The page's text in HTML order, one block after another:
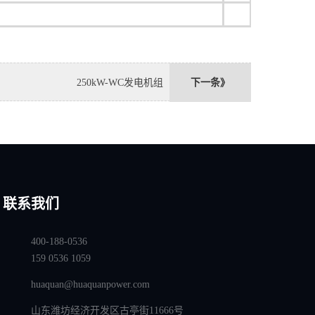
下一条》
250kW-WC发电机组
联系我们
400-188-0536
159 0536 1059
huaquan@huaquanpower.com
山东潍坊经济开发区古亭街11666号